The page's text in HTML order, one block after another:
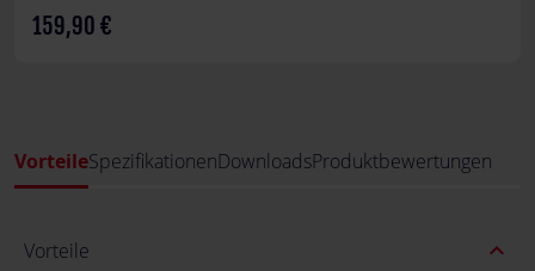
159,90 €
VorteileSpezifikationenDownloadsProduktbewertungen
Vorteile expand_less